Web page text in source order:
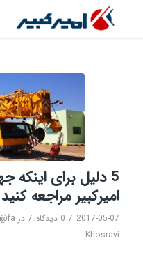
5 دلیل برای اینکه
امیرکبیر مراجعه کنید
2017-05-07
/ 0 دیدگاه / در
Khosravi